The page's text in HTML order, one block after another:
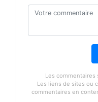
Les
Les liens de sites ou
commentaires en